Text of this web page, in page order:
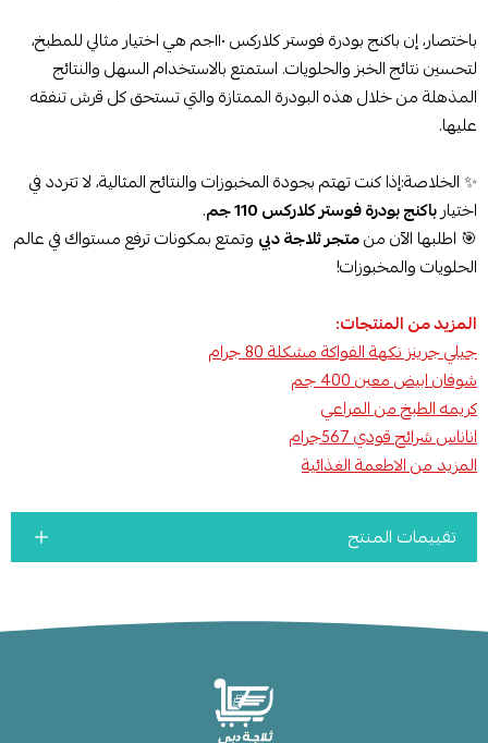
باختصار، إن باكنج بودرة فوستر كلاركس ١١٠جم هي اختيار مثالي للمطبخ،
لتحسين نتائج الخبز والحلويات. استمتع بالاستخدام السهل والنتائج
المذهلة من خلال هذه البودرة الممتازة والتي تستحق كل قرش تنفقه
عليها.
✨ الخلاصة:إذا كنت تهتم بجودة المخبوزات والنتائج المثالية، لا تتردد في
اختيارباكنج بودرة فوستر كلاركس 110 جم
.
🎯 اطلبها الآن منمتجر ثلاجة دبي وتمتع بمكونات ترفع مستواك في عالم
الحلويات والمخبوزات!
المزيد من المنتجات:
جيلي جرينز نكهة الفواكة مشكلة 80 جرام
شوفان ابيض معين 400 جم
كريمه الطبخ من المراعي
اناناس شرائح قودي 567جرام
المزيد من الاطعمة الغذائية
تقييمات المنتج